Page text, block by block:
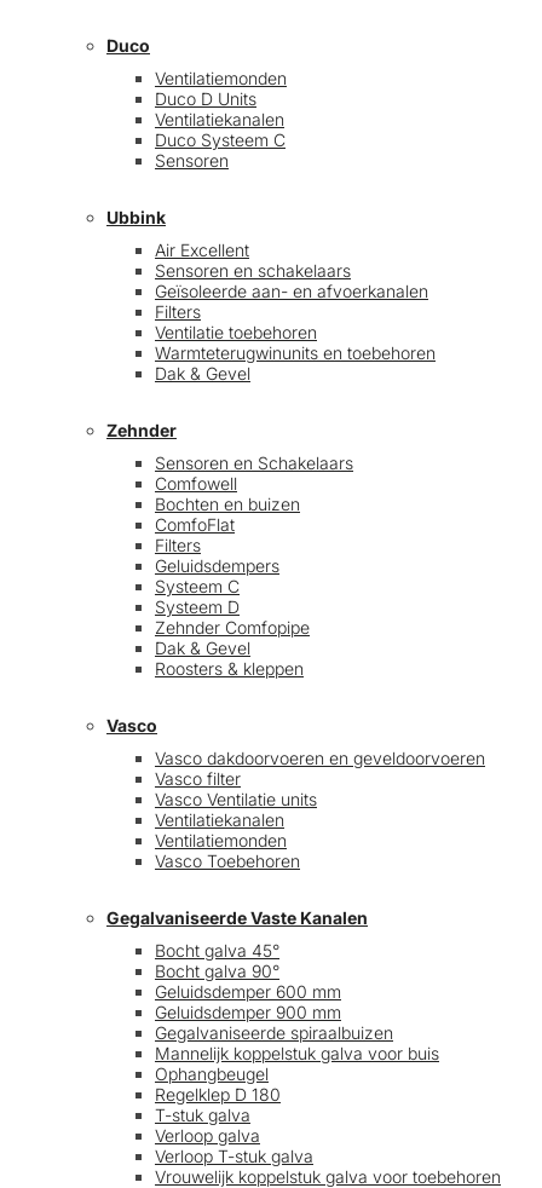
Duco
Ventilatiemonden
Duco D Units
Ventilatiekanalen
Duco Systeem C
Sensoren
Ubbink
Air Excellent
Sensoren en schakelaars
Geïsoleerde aan- en afvoerkanalen
Filters
Ventilatie toebehoren
Warmteterugwinunits en toebehoren
Dak & Gevel
Zehnder
Sensoren en Schakelaars
Comfowell
Bochten en buizen
ComfoFlat
Filters
Geluidsdempers
Systeem C
Systeem D
Zehnder Comfopipe
Dak & Gevel
Roosters & kleppen
Vasco
Vasco dakdoorvoeren en geveldoorvoeren
Vasco filter
Vasco Ventilatie units
Ventilatiekanalen
Ventilatiemonden
Vasco Toebehoren
Gegalvaniseerde Vaste Kanalen
Bocht galva 45°
Bocht galva 90°
Geluidsdemper 600 mm
Geluidsdemper 900 mm
Gegalvaniseerde spiraalbuizen
Mannelijk koppelstuk galva voor buis
Ophangbeugel
Regelklep D 180
T-stuk galva
Verloop galva
Verloop T-stuk galva
Vrouwelijk koppelstuk galva voor toebehoren